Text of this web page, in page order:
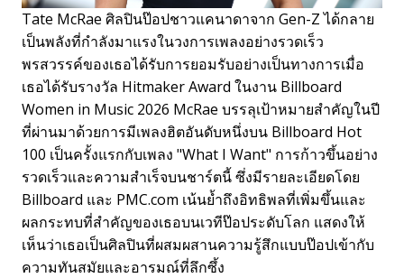
Tate McRae ศิลปินป๊อปชาวแคนาดาจาก Gen-Z ได้กลาย
เป็นพลังที่กำลังมาแรงในวงการเพลงอย่างรวดเร็ว
พรสวรรค์ของเธอได้รับการยอมรับอย่างเป็นทางการเมื่อ
เธอได้รับรางวัล Hitmaker Award ในงาน Billboard
Women in Music 2026 McRae บรรลุเป้าหมายสำคัญในปี
ที่ผ่านมาด้วยการมีเพลงฮิตอันดับหนึ่งบน Billboard Hot
100 เป็นครั้งแรกกับเพลง "What I Want" การก้าวขึ้นอย่าง
รวดเร็วและความสำเร็จบนชาร์ตนี้ ซึ่งมีรายละเอียดโดย
Billboard และ PMC.com เน้นย้ำถึงอิทธิพลที่เพิ่มขึ้นและ
ผลกระทบที่สำคัญของเธอบนเวทีป๊อประดับโลก แสดงให้
เห็นว่าเธอเป็นศิลปินที่ผสมผสานความรู้สึกแบบป๊อปเข้ากับ
ความทันสมัยและอารมณ์ที่ลึกซึ้ง